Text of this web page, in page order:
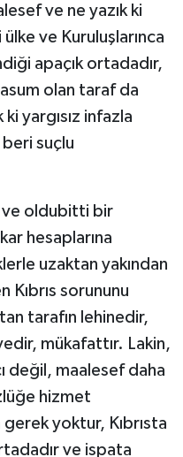
ve ne yazık ki
ve Kuruluşlarınca
apaçık ortadadır,
olan taraf da
yargısız infazla
suçlu
ve oldubitti bir
hesaplarına
uzaktan yakından
Kıbrıs sorununu
tarafın lehinedir,
mükafattır. Lakin,
değil, maalesef daha
hizmet
yoktur, Kıbrısta
ve ispata